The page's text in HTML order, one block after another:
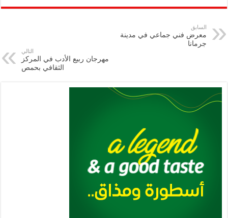
p
y
Li
eb
k
tt
nt
at
p
gr
ai
ar
السابق
معرض فني جماعي في مدينة
جرمانا
التالي
مهرجان ربيع الأدب في المركز
الثقافي بحمص